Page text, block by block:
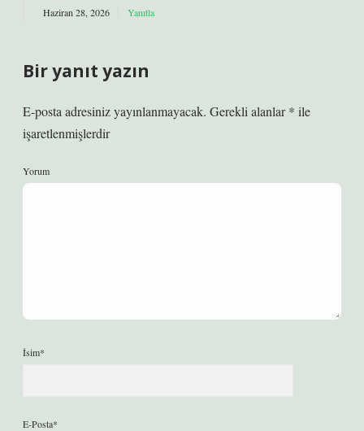
Haziran 28, 2026 Yanıtla
Bir yanıt yazın
E-posta adresiniz yayınlanmayacak. Gerekli alanlar* ile
işaretlenmişlerdir
Yorum
İsim*
E-Posta*